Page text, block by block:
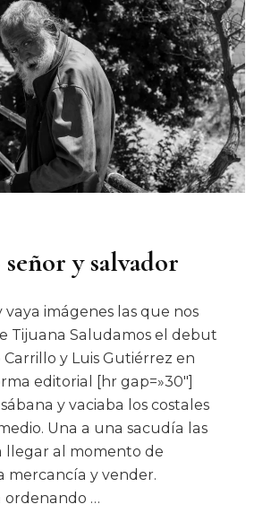
y salvador
vaya imágenes las que nos
Tijuana Saludamos el debut
y Luis Gutiérrez en
editorial [hr gap=»30″]
y vaciaba los costales
Una a una sacudía las
llegar al momento de
mercancía y vender.
ordenando …